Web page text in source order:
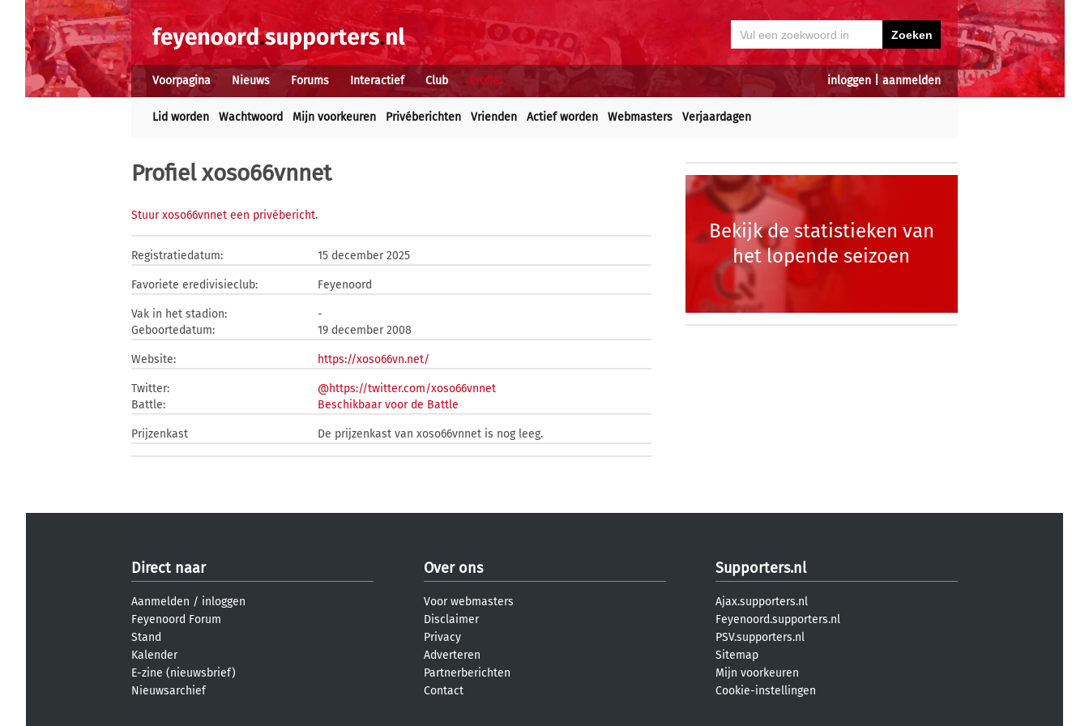
inloggen aanmelden
Voorpagina Nieuws Forums Interactief Club Profiel
Lid worden Wachtwoord Mijn voorkeuren Privéberichten Vrienden Actief worden Webmasters Verjaardagen
Profiel xoso66vnnet
Stuur xoso66vnnet een privébericht.
Registratiedatum: 15 december 2025
Favoriete eredivisieclub: Feyenoord
Vak in het stadion:
-
Geboortedatum:
19 december 2008
Website: https://xoso66vn.net/
Twitter:
@https://twitter.com/xoso66vnnet
Battle:
Beschikbaar voor de Battle
Prijzenkast De prijzenkast van xoso66vnnet is nog leeg.
Bekijk de statistieken van
het lopende seizoen
Direct naar
Aanmelden / inloggen
Feyenoord Forum
Stand
Kalender
E-zine (nieuwsbrief)
Nieuwsarchief
Over ons
Voor webmasters
Disclaimer
Privacy
Adverteren
Partnerberichten
Contact
Supporters.nl
Ajax.supporters.nl
Feyenoord.supporters.nl
PSV.supporters.nl
Sitemap
Mijn voorkeuren
Cookie-instellingen